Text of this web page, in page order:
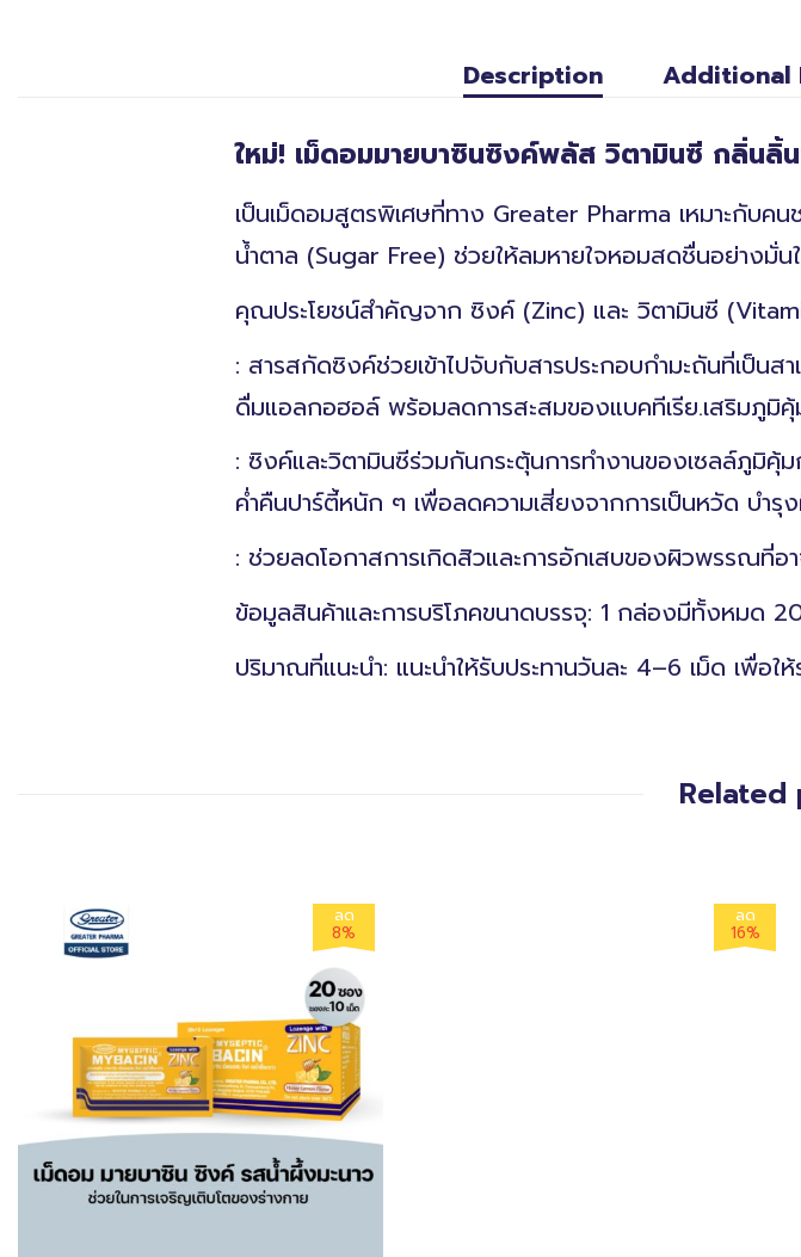
Description Additional
ใหม่! เม็ดอมมายบาซินซิงค์พลัส วิตามินซี กลิ่นลิ้
เป็นเม็ดอมสูตรพิเศษที่ทาง Greater Pharma เหมาะกับ
น้ำตาล (Sugar Free) ช่วยให้ลมหายใจหอมสดชื่นอย่างมั่น
คุณประโยชน์สำคัญจาก ซิงค์ (Zinc) และ วิตามินซี
: สารสกัดซิงค์ช่วยเข้าไปจับกับสารประกอบกำมะถันที่เป็น
ดื่มแอลกอฮอล์ พร้อมลดการสะสมของแบคทีเรีย.เสริมภูมิ
: ซิงค์และวิตามินซีร่วมกันกระตุ้นการทำงานของเซลล์ภูมิ
ค่ำคืนปาร์ตี้หนัก ๆ เพื่อลดความเสี่ยงจากการเป็นหวัด บำ
: ช่วยลดโอกาสการเกิดสิวและการอักเสบของผิวพรรณที่
ข้อมูลสินค้าและการบริโภคขนาดบรรจุ: 1 กล่องมีทั้งหมด
ปริมาณที่แนะนำ: แนะนำให้รับประทานวันละ 4–6 เม็ด เพื่อ
ลด
8%
ลด
16%